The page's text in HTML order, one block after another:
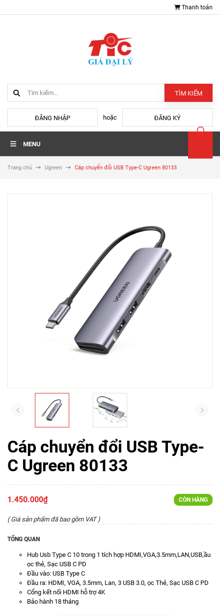
Thanh toán
TÌM KIẾM
ĐĂNG NHẬP hoặc ĐĂNG KÝ
MENU
Trang chủ Ugreen Cáp chuyển đổi USB Type-C Ugreen 80133
Cáp chuyển đổi USB Type-
C Ugreen 80133
1.450.000₫ CÒN HÀNG
( Giá sản phẩm đã bao gồm VAT )
TỔNG QUAN
Hub Usb Type C 10 trong 1 tích hợp HDMI,VGA,3.5mm,LAN,USB,ầu
ọc thẻ, Sạc USB C PD
Đầu vào: USB Type C
Đầu ra: HDMI, VGA, 3.5mm, Lan, 3 USB 3.0, ọc Thẻ, Sạc USB C PD
Cổng kết nối HDMI hỗ trợ 4K
Bảo hành 18 tháng